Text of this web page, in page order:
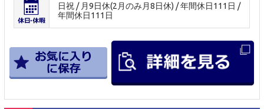
日祝 / 月9日休(2月のみ月8日休) / 年間休日111日 /
年間休日111日